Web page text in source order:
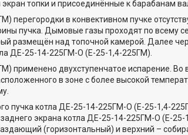
топки и присоединённые к барабанам
перегородки в конвективном пучке
пучка. Дымовые газы проходят по всему
размещён над топочной камерой. Далее
ДЕ-25-14-225ГМ-О (Е-25-1,4-225ГМ).
применено двухступенчатое испарение. Во
в зоне с более высокой
пучка котла ДЕ-25-14-225ГМ-О (Е-25-1,4-
экрана котла ДЕ-25-14-225ГМ-О (Е-
(горизонтальный) и верхний –